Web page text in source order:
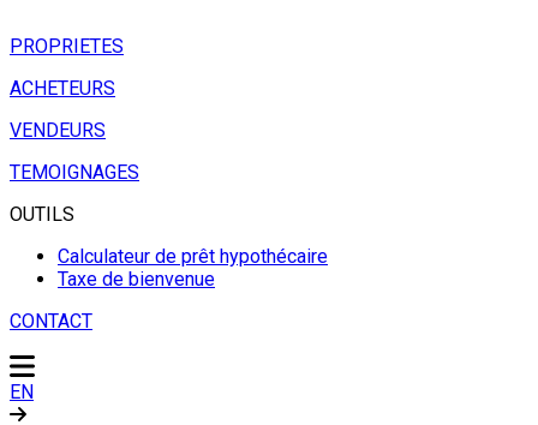
PROPRIETES
ACHETEURS
VENDEURS
TEMOIGNAGES
OUTILS
Calculateur de prêt hypothécaire
Taxe de bienvenue
CONTACT
EN